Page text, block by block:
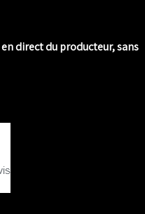
en direct du producteur, sans